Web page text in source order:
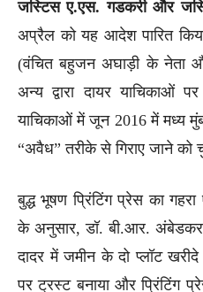
जस्टिस ए.एस. गडकरी और
अप्रैल को यह आदेश पारित
(वंचित बहुजन अघाड़ी के नेता
अन्य द्वारा दायर याचिकाओं
याचिकाओं में जून 2016 में मध्य
“अवैध” तरीके से गिराए जाने को
बुद्ध भूषण प्रिंटिंग प्रेस का
के अनुसार, डॉ. बी.आर.
दादर में जमीन के दो प्लॉट
पर ट्रस्ट बनाया और प्रिंटिंग